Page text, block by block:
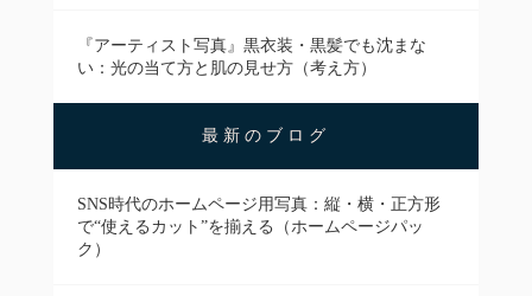
『アーティスト写真』黒衣装・黒髪でも沈まな
い：光の当て方と肌の見せ方（考え方）
最新のブログ
SNS時代のホームページ用写真：縦・横・正方形
で“使えるカット”を揃える（ホームページパッ
ク）